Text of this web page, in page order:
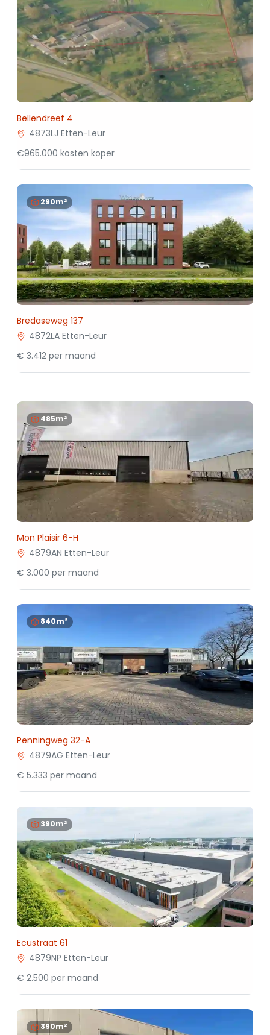
Bellendreef 4
4873LJ Etten-Leur
€965.000 kosten koper
290m²
Bredaseweg 137
4872LA Etten-Leur
€ 3.412 per maand
485m²
Mon Plaisir 6-H
4879AN Etten-Leur
€ 3.000 per maand
840m²
Penningweg 32-A
4879AG Etten-Leur
€ 5.333 per maand
390m²
Ecustraat 61
4879NP Etten-Leur
€ 2.500 per maand
390m²